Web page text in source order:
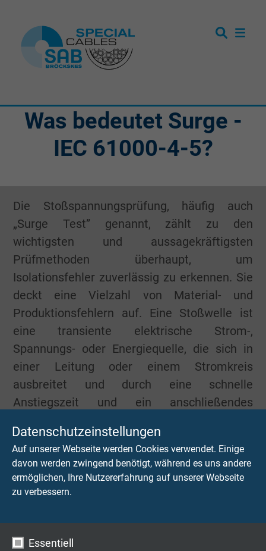
Datenschutzeinstellungen
Auf unserer Webseite werden Cookies verwendet. Einige
davon werden zwingend benötigt, während es uns andere
ermöglichen, Ihre Nutzererfahrung auf unserer Webseite
zu verbessern.
Essentiell
Was bedeutet Surge -
IEC 61000-4-5?
Die Stoßspannungsprüfung, häufig auch
„Surge Test” genannt, zählt zu den
wichtigsten und aussagekräftigsten
Prüfmethoden überhaupt, um
Isolationsfehler zuverlässig zu erkennen. Sie
deckt eine Vielzahl von Material- und
Produktionsfehlern auf. Eine Stoßwelle ist
eine transiente elektrische Strom-,
Spannungs- oder Energiequelle, die sich in
einer Leitung oder einem Stromkreis
ausbreitet und durch eine schnelle
Anstiegszeit und ein anschließendes
Weitere Begriffe aus der Kabelwelt
Hochflexible Kabel & Leitungen
exakt nach Ihren Wünschen